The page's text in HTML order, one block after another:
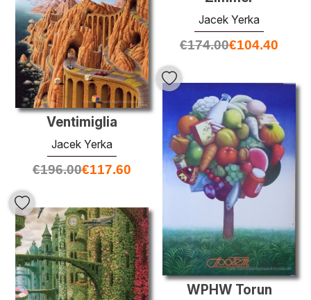
Jacek Yerka
€174.00€104.40
Ventimiglia
Jacek Yerka
€196.00€117.60
WPHW Torun